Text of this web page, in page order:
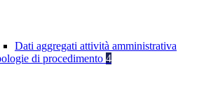
Dati aggregati attività amministrativa
di procedimento 4